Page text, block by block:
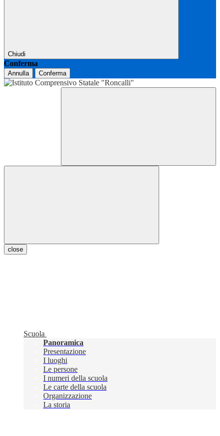
Chiudi
Conferma
Annulla Conferma
close
Scuola
Panoramica
Presentazione
I luoghi
Le persone
I numeri della scuola
Le carte della scuola
Organizzazione
La storia